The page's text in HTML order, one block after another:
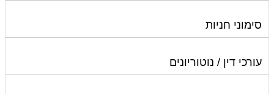
סימוני חניות
עורכי דין / נוטוריונים